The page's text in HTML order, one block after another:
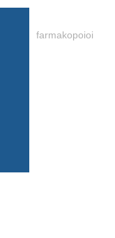
farmakopoioi